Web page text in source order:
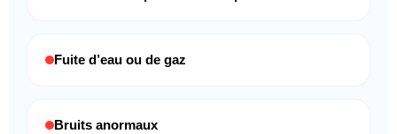
Fuite d’eau ou de gaz
Bruits anormaux